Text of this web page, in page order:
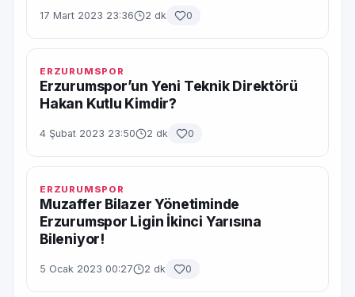
17 Mart 2023 23:36 2 dk 0
ERZURUMSPOR
Erzurumspor’un Yeni Teknik Direktörü
Hakan Kutlu Kimdir?
4 Şubat 2023 23:50 2 dk 0
ERZURUMSPOR
Muzaffer Bilazer Yönetiminde
Erzurumspor Ligin İkinci Yarısına
Bileniyor!
5 Ocak 2023 00:27 2 dk 0